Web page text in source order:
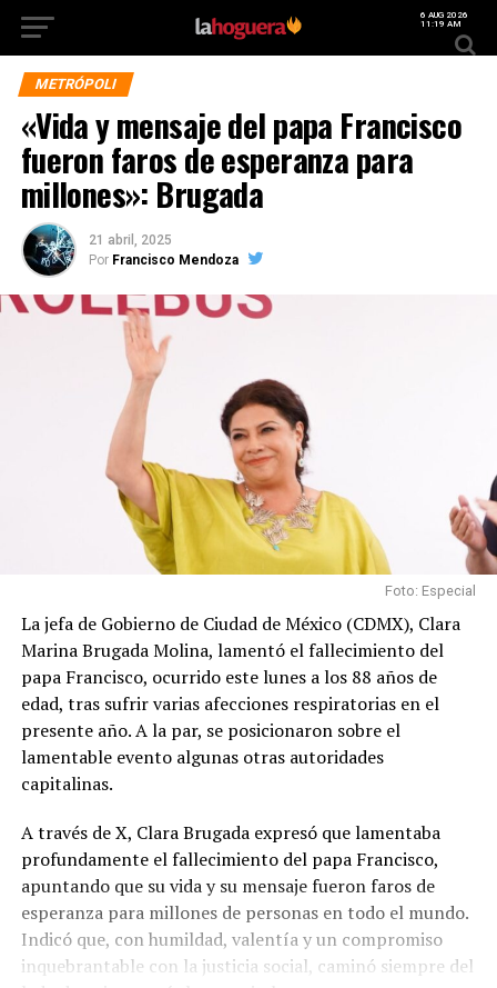
6 AUG 2026
11:19 AM
METRÓPOLI
«Vida y mensaje del papa Francisco
fueron faros de esperanza para
millones»: Brugada
21 abril, 2025
Por Francisco Mendoza
Foto: Especial
La jefa de Gobierno de Ciudad de México (CDMX), Clara
Marina Brugada Molina, lamentó el fallecimiento del
papa Francisco, ocurrido este lunes a los 88 años de
edad, tras sufrir varias afecciones respiratorias en el
presente año. A la par, se posicionaron sobre el
lamentable evento algunas otras autoridades
capitalinas.
A través de X, Clara Brugada expresó que lamentaba
profundamente el fallecimiento del papa Francisco,
apuntando que su vida y su mensaje fueron faros de
esperanza para millones de personas en todo el mundo.
Indicó que, con humildad, valentía y un compromiso
inquebrantable con la justicia social, caminó siempre del